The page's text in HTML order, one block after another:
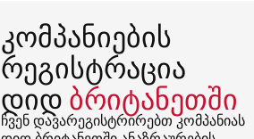
კომპანიების
რეგისტრაცია
დიდბრიტანეთში
ჩვენ დავარეგისტრირებთ კომპანიას